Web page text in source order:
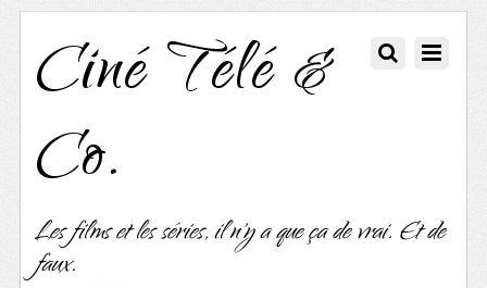
Ciné Télé &
Co.
Les films et les séries, il n'y a que ça de vrai. Et de
faux.